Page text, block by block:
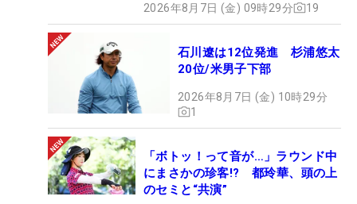
2026年8月7日 (金) 09時29分 19
石川遼は12位発進 杉浦悠太
20位/米男子下部
2026年8月7日 (金) 10時29分
1
「ボトッ！って音が…」ラウンド中
にまさかの珍客!? 都玲華、頭の上
のセミと“共演”